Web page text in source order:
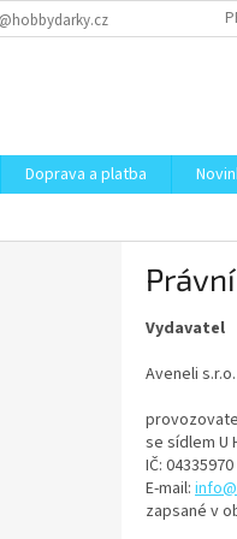
Doprava a platba
Vydavatel
Aveneli s.r.o.
se sídlem U
IČ: 04335970
E-mail:
zapsané v